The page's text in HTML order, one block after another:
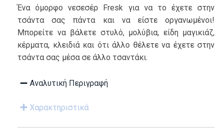
Ένα όμορφο νεσεσέρ Fresk για να το έχετε στην
τσάντα σας πάντα και να είστε οργανωμένοι!
Μπορείτε να βάλετε στυλό, μολύβια, είδη μαγικιάζ,
κέρματα, κλειδιά και ότι άλλο θέλετε να έχετε στην
τσάντα σας μέσα σε άλλο τσαντάκι.
Αναλυτική Περιγραφή
Χαρακτηριστικά